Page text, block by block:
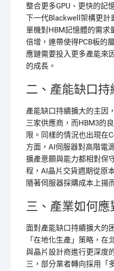
整合更多GPU、更快的記
下一代Blackwell架構更計
單機對HBM記憶體的需求
倍增，連帶使得PCB板的
應鏈需要投入更多產能來
的成長。
二、產能缺口
產能缺口持續擴大的主因
三家供應商，而HBM3的
限。同樣的情況也出現在
方面，AI伺服器對高階電
擴產意願與能力都相對保
程，AI晶片交貨週期從原
隨著伺服器採購成本上揚
三、產業如何應
面對產能缺口持續擴大的
「在地化生產」策略，
與晶片設計商進行更深度
三，部分業者轉向採用「